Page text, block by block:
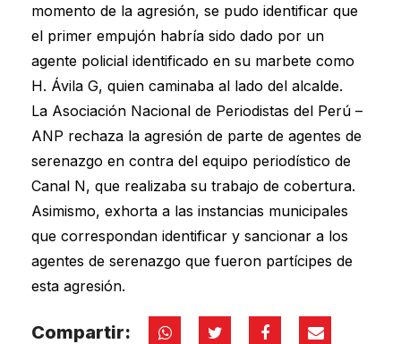
momento de la agresión, se pudo identificar que
el primer empujón habría sido dado por un
agente policial identificado en su marbete como
H. Ávila G, quien caminaba al lado del alcalde.
La Asociación Nacional de Periodistas del Perú –
ANP rechaza la agresión de parte de agentes de
serenazgo en contra del equipo periodístico de
Canal N, que realizaba su trabajo de cobertura.
Asimismo, exhorta a las instancias municipales
que correspondan identificar y sancionar a los
agentes de serenazgo que fueron partícipes de
esta agresión.
Compartir: